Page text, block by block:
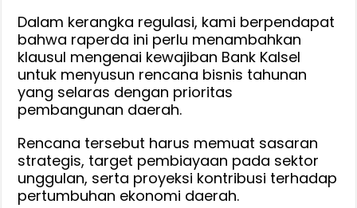
Dalam kerangka regulasi, kami berpendapat
bahwa raperda ini perlu menambahkan
klausul mengenai kewajiban Bank Kalsel
untuk menyusun rencana bisnis tahunan
yang selaras dengan prioritas
pembangunan daerah.
Rencana tersebut harus memuat sasaran
strategis, target pembiayaan pada sektor
unggulan, serta proyeksi kontribusi terhadap
pertumbuhan ekonomi daerah.